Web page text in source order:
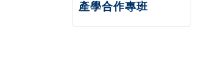
產學合作專班